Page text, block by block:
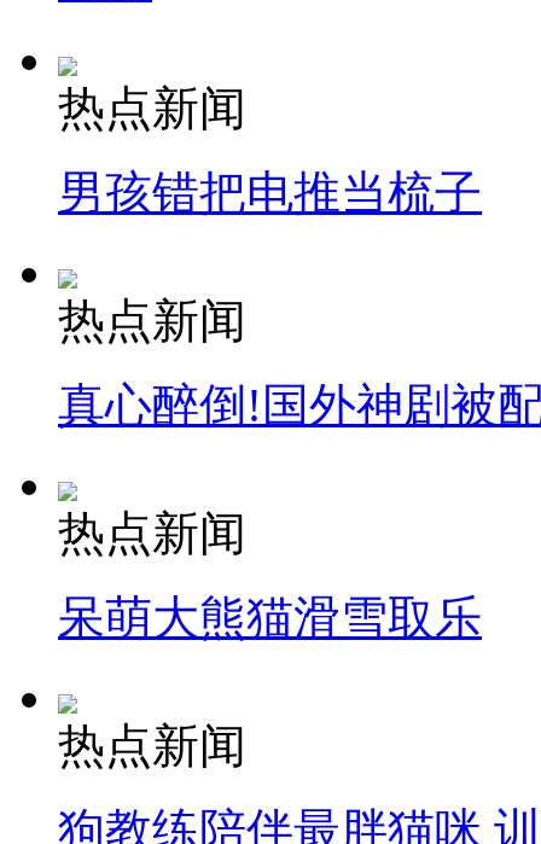
热点新闻
男孩错把电推当梳子
热点新闻
真心醉倒!国外神剧被
热点新闻
呆萌大熊猫滑雪取乐
热点新闻
狗教练陪伴最胖猫咪